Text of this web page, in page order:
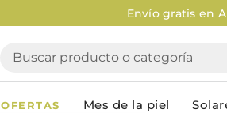
Envío gratis en
Buscar producto o categoría
OFERTAS Mes de la piel